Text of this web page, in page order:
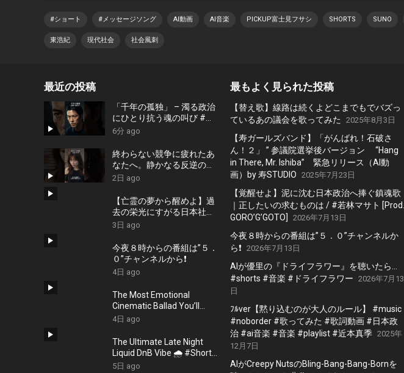
#ショート #メッセージソング AI動画 AI音楽 PICKUP富士見フサシ SHORTS SUNO
東浩紀 現代社会 社会風刺
最近の投稿
「千年の孤独」 – 濁る政治
にひとり抗う魂の叫び #藤
原幾世史 #shorts #社会問
6分 ago
終わらない競争に疲れたあ
なたへ。静かなる反逆の歌
『かわいた世界』/ #近本真
2日 ago
【亡霊の夢から醒めよ】過
去の栄光にすがる日本社会
への痛烈な一撃『遠い蜃気
3日 ago
今夜８時からの番組は”５．
０”チャンネルから❗️
4日 ago
The Most Emotional
Cinematic Ballad You’ll
Hear Today #Shorts
#EmotionalVibes #Piano
4日 ago
The Ultimate Late Night
Liquid DnB Vibe 🌧️ #Shorts
#LiquidDnB #Cyberpunk
5日 ago
最もよく見られた投稿
【替え歌】線路は続くよどこまでもでバズっ
ているあの議会を歌ってみた
2025年8月3日
【寿ガールズバンド】「がんばれ！石破さ
ん！２」 ” 参議院選挙後バージョン “Hang
in There, Mr. Ishiba” 緊急リリース（AI動
画）by 寿STUDIO 2025年7月23日
【覚醒せよ】泥に沈む日本政治へ捧ぐ鎮魂歌
｜正したいの求むものは / #若林マサト [Prod.
GORO’G’GOTO]
2026年7月13日
今夜８時からの番組は”５．０”チャンネルか
ら❗️ 2026年7月13日
AIが優里の『ドライフラワー』を聴いたら…
#shorts #音楽 #ドライフラワー 2026年7月13
日
ﾌﾙver【黙り込むのが大人のルール】 #music
#noborder #歌ってみた #歌詞動画 #日本政
治 #ai音楽 #音楽 #playlist #近本真季 2025年
12月7日
AIがCreepy NutsのBling-Bang-Bang-Bornを